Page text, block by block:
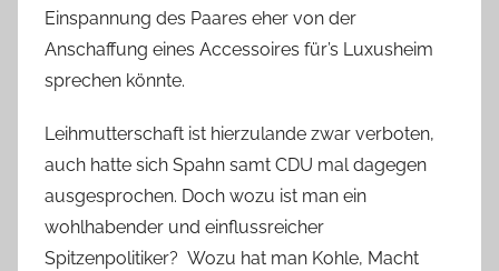
Einspannung des Paares eher von der
Anschaffung eines Accessoires für’s Luxusheim
sprechen könnte.
Leihmutterschaft ist hierzulande zwar verboten,
auch hatte sich Spahn samt CDU mal dagegen
ausgesprochen. Doch wozu ist man ein
wohlhabender und einflussreicher
Spitzenpolitiker? Wozu hat man Kohle, Macht